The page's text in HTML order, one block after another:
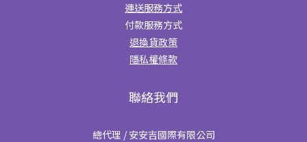
運送服務方式
付款服務方式
退換貨政策
隱私權條款
聯絡我們
總代理 / 安安吉國際有限公司